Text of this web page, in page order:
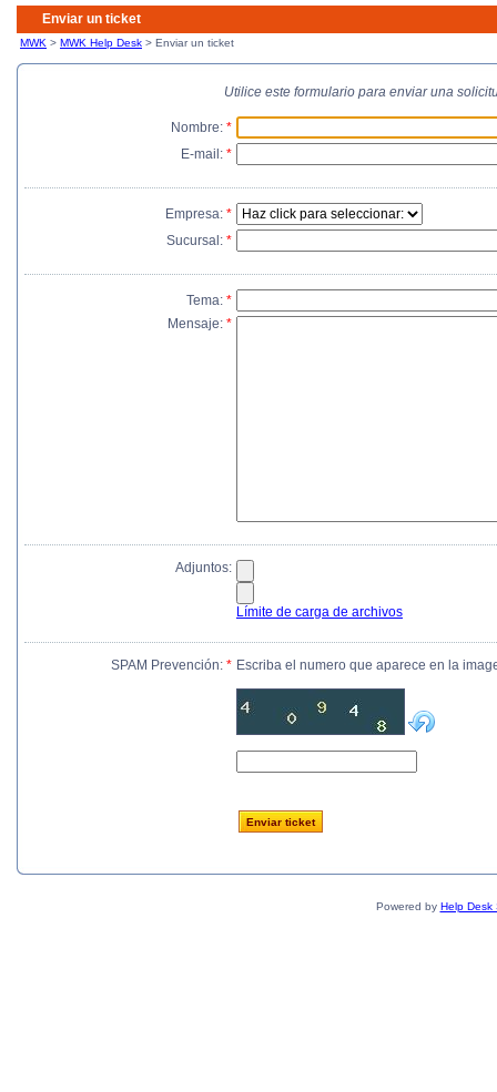
Enviar un ticket
MWK > MWK Help Desk > Enviar un ticket
Utilice este formulario para enviar una
Nombre: *
E-mail: *
Empresa: *
Sucursal: *
Tema: *
Mensaje: *
Adjuntos:
Límite de carga de archivos
SPAM Prevención: * Escriba el numero que aparece en la
Powered by Help Desk